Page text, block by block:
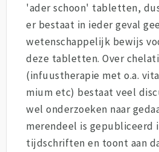
'ader schoon' tabletten,
er bestaat in ieder geval
wetenschappelijk bewijs
deze tabletten. Over
(infuustherapie met o.a.
mium etc) bestaat veel
wel onderzoeken naar
merendeel is gepubliceerd
tijdschriften en toont aan